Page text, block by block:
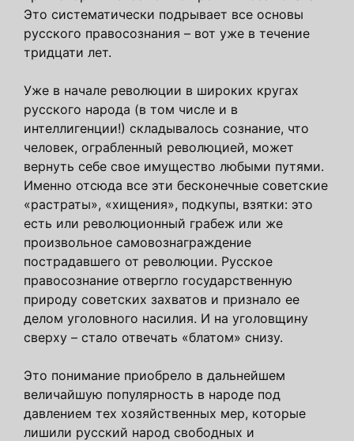
Это систематически подрывает все основы
русского правосознания – вот уже в течение
тридцати лет.
Уже в начале революции в широких кругах
русского народа (в том числе и в
интеллигенции!) складывалось сознание, что
человек, ограбленный революцией, может
вернуть себе свое имущество любыми путями.
Именно отсюда все эти бесконечные советские
«растраты», «хищения», подкупы, взятки: это
есть или революционный грабеж или же
произвольное самовознаграждение
пострадавшего от революции. Русское
правосознание отвергло государственную
природу советских захватов и признало ее
делом уголовного насилия. И на уголовщину
сверху – стало отвечать «блатом» снизу.
Это понимание приобрело в дальнейшем
величайшую популярность в народе под
давлением тех хозяйственных мер, которые
лишили русский народ свободных и